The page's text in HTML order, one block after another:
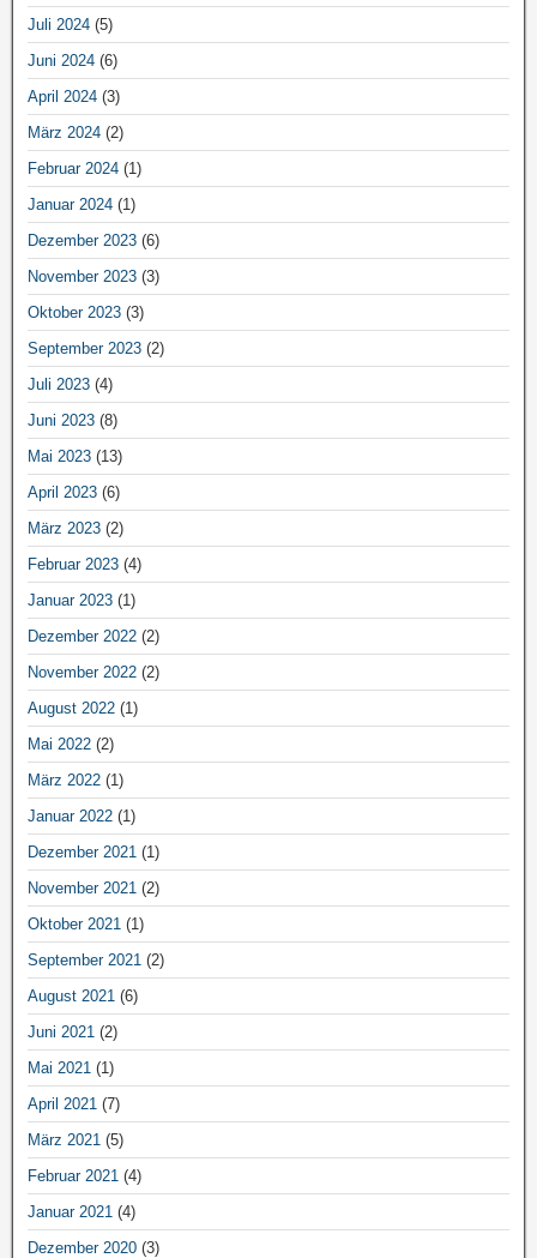
Juli 2024 (5)
Juni 2024 (6)
April 2024 (3)
März 2024 (2)
Februar 2024 (1)
Januar 2024 (1)
Dezember 2023 (6)
November 2023 (3)
Oktober 2023 (3)
September 2023 (2)
Juli 2023 (4)
Juni 2023 (8)
Mai 2023 (13)
April 2023 (6)
März 2023 (2)
Februar 2023 (4)
Januar 2023 (1)
Dezember 2022 (2)
November 2022 (2)
August 2022 (1)
Mai 2022 (2)
März 2022 (1)
Januar 2022 (1)
Dezember 2021 (1)
November 2021 (2)
Oktober 2021 (1)
September 2021 (2)
August 2021 (6)
Juni 2021 (2)
Mai 2021 (1)
April 2021 (7)
März 2021 (5)
Februar 2021 (4)
Januar 2021 (4)
Dezember 2020 (3)